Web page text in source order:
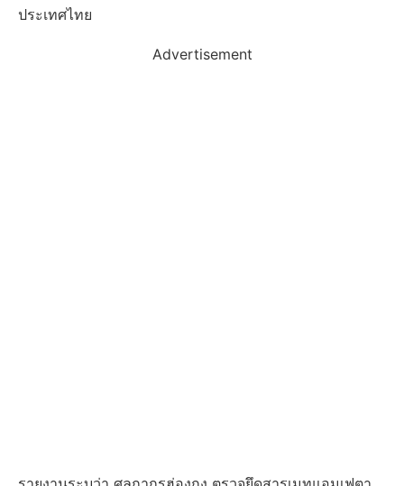
ประเทศไทย
Advertisement